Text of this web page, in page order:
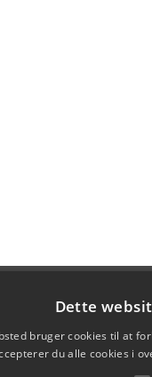
Dette
bruger cookies til at
du alle cookies i